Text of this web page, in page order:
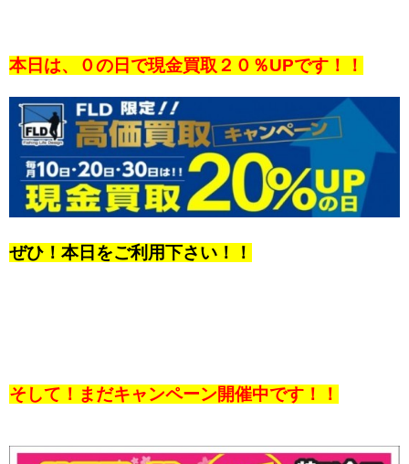
本日は、０の日で現金買取２０％UPです！！
ぜひ！本日をご利用下さい！！
そして！まだキャンペーン開催中です！！